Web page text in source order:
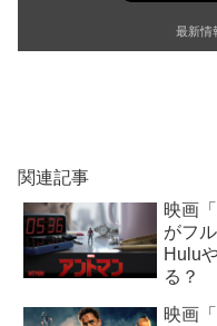
最新情
関連記事
映画
がフ
Hulu
る？
映画